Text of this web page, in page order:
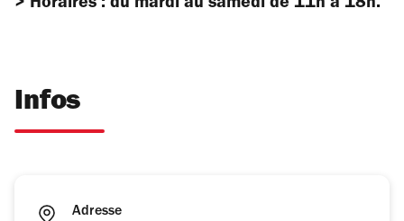
> Horaires : du mardi au samedi de 11h à 18h.
Infos
Adresse